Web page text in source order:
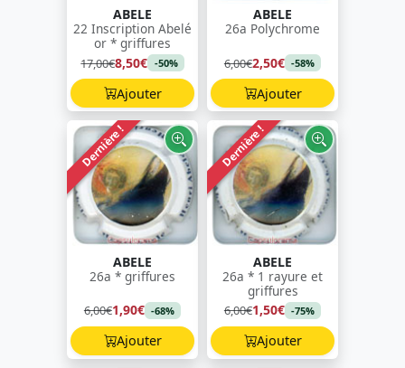
ABELE
22 Inscription Abelé
or * griffures
17,00€8,50€ -50%
Ajouter
ABELE
26a Polychrome
6,00€2,50€ -58%
Ajouter
Dernière !
ABELE
26a * griffures
6,00€1,90€ -68%
Ajouter
Dernière !
ABELE
26a * 1 rayure et
griffures
6,00€1,50€ -75%
Ajouter